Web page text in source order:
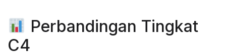
Perbandingan Tingkat
C4